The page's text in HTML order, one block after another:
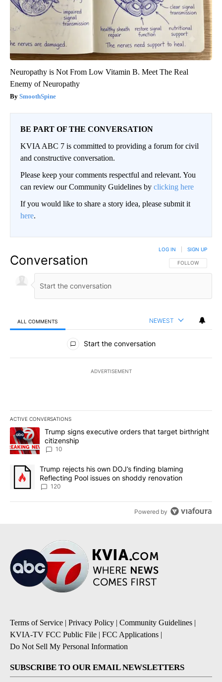
Neuropathy is Not From Low Vitamin B. Meet The Real
Enemy of Neuropathy
SmoothSpine
BE PART OF THE CONVERSATION
KVIA ABC 7 is committed to providing a forum for civil
and constructive conversation.
Please keep your comments respectful and relevant. You
can review our Community Guidelines by clicking here
If you would like to share a story idea, please submit it
here.
Conversation FOLLOW THIS
FOLLOW
LOG IN SIGN UP
ALL COMMENTS NEWEST
All Comments
Start the conversation
ADVERTISEMENT
ACTIVE CONVERSATIONS
The following is a list of the most commented articles in the last
A trending article titled "Trump signs executive orders that
Trump signs executive orders that target birthright
citizenship
10
A trending article titled "Trump rejects his own DOJ’s finding
Trump rejects his own DOJ’s finding blaming
Reflecting Pool issues on shoddy renovation
120
Powered by
Terms of Service | Privacy Policy | Community Guidelines |
KVIA-TV FCC Public File | FCC Applications |
Do Not Sell My Personal Information
SUBSCRIBE TO OUR EMAIL NEWSLETTERS